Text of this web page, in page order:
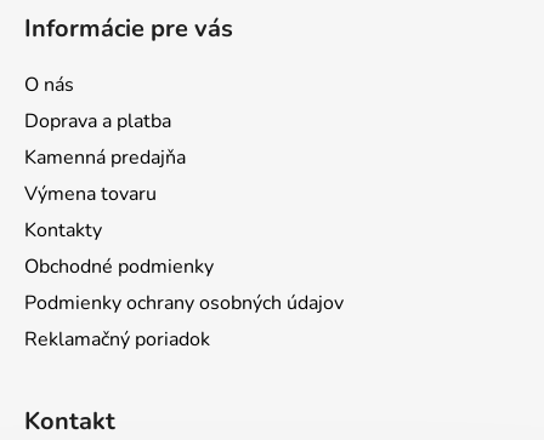
Informácie pre vás
O nás
Doprava a platba
Kamenná predajňa
Výmena tovaru
Kontakty
Obchodné podmienky
Podmienky ochrany osobných údajov
Reklamačný poriadok
Kontakt